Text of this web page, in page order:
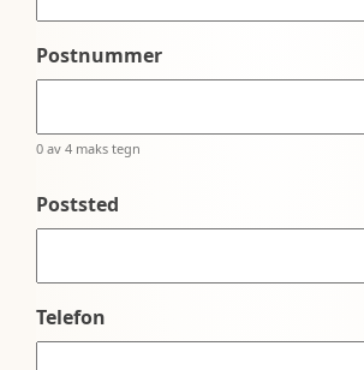
Postnummer
0 av 4 maks tegn
Poststed
Telefon